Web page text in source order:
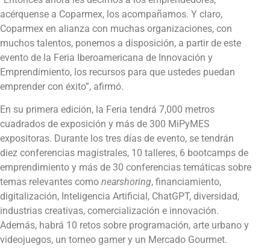
acérquense a Coparmex, los acompañamos. Y claro,
Coparmex en alianza con muchas organizaciones, con
muchos talentos, ponemos a disposición, a partir de este
evento de la Feria Iberoamericana de Innovación y
Emprendimiento, los recursos para que ustedes puedan
emprender con éxito”, afirmó.
En su primera edición, la Feria tendrá 7,000 metros
cuadrados de exposición y más de 300 MiPyMES
expositoras. Durante los tres días de evento, se tendrán
diez conferencias magistrales, 10 talleres, 6 bootcamps de
emprendimiento y más de 30 conferencias temáticas sobre
temas relevantes como nearshoring, financiamiento,
digitalización, Inteligencia Artificial, ChatGPT, diversidad,
industrias creativas, comercialización e innovación.
Además, habrá 10 retos sobre programación, arte urbano y
videojuegos, un torneo gamer y un Mercado Gourmet.